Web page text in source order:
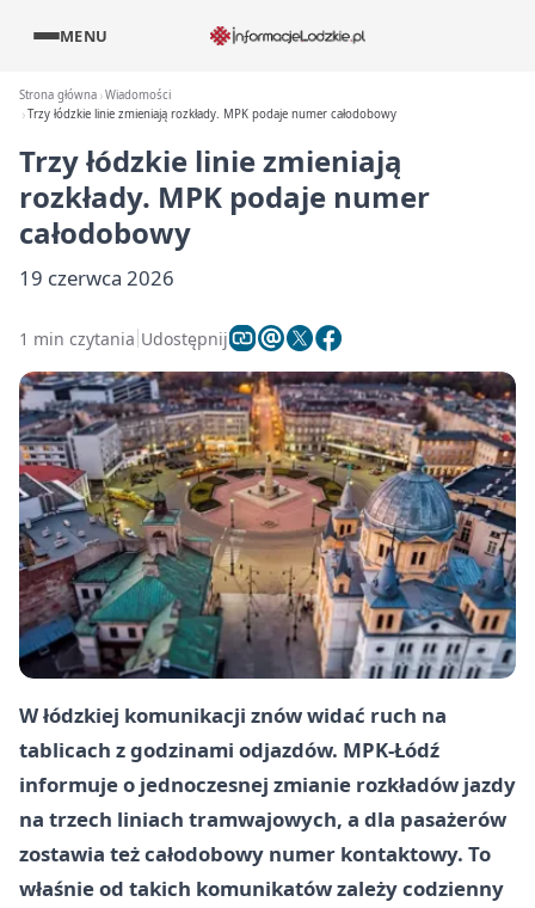
MENU
Strona główna Wiadomości
Trzy łódzkie linie zmieniają rozkłady. MPK podaje numer całodobowy
Trzy łódzkie linie zmieniają
rozkłady. MPK podaje numer
całodobowy
19 czerwca 2026
1 min czytania Udostępnij
W łódzkiej komunikacji znów widać ruch na
tablicach z godzinami odjazdów. MPK-Łódź
informuje o jednoczesnej zmianie rozkładów jazdy
na trzech liniach tramwajowych, a dla pasażerów
zostawia też całodobowy numer kontaktowy. To
właśnie od takich komunikatów zależy codzienny